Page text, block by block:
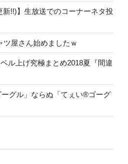
新!!)】生放送でのコーナーネタ投
ツ屋さん始めましたｗ
ル上げ究極まとめ2018夏『間違
ーグル」ならぬ「てぇい®ゴーグ